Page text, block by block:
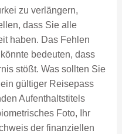
zu verlängern,
dass Sie alle
haben. Das Fehlen
bedeuten, dass
stößt. Was sollten Sie
gültiger Reisepass
Aufenthaltstitels
Foto, Ihr
der finanziellen